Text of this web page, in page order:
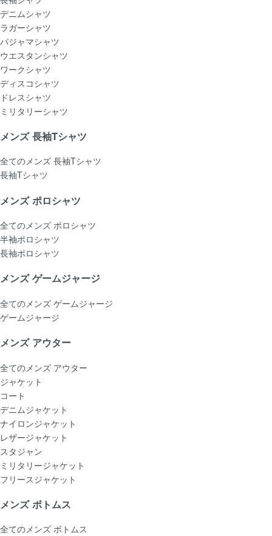
デニムシャツ
ラガーシャツ
パジャマシャツ
ウエスタンシャツ
ワークシャツ
ディスコシャツ
ドレスシャツ
ミリタリーシャツ
メンズ 長袖Tシャツ
全てのメンズ 長袖Tシャツ
長袖Tシャツ
メンズ ポロシャツ
全てのメンズ ポロシャツ
半袖ポロシャツ
長袖ポロシャツ
メンズ ゲームジャージ
全てのメンズ ゲームジャージ
ゲームジャージ
メンズ アウター
全てのメンズ アウター
ジャケット
コート
デニムジャケット
ナイロンジャケット
レザージャケット
スタジャン
ミリタリージャケット
フリースジャケット
メンズ ボトムス
全てのメンズ ボトムス